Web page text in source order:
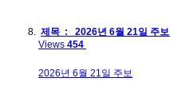
제목 : 2026년 6월 21일 주보
Views 454
2026년 6월 21일 주보